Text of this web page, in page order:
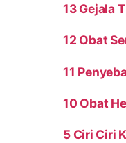
13 Gejala
12 Obat
11
10 Obat
5 Ciri Ciri